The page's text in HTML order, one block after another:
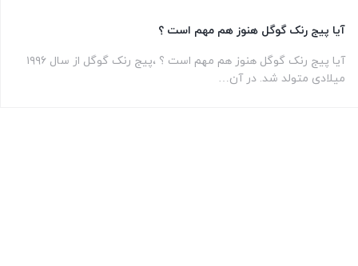
آیا پیج رنک گوگل هنوز هم مهم است ؟
آیا پیج رنک گوگل هنوز هم مهم است ؟ ،پیج رنک گوگل از سال ۱۹۹۶
میلادی متولد شد. در آن…